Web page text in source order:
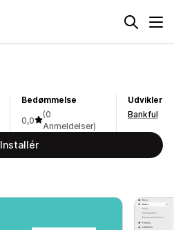
Bedømmelse
0,0
(0
Anmeldelser)
Udvikler
Bankful
Installér